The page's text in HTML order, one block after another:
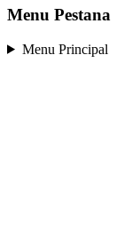
Menu Pestana
Menu Principal